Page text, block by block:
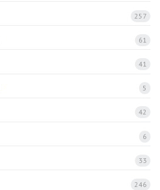
257
61
41
5
42
6
33
246